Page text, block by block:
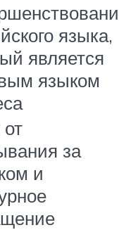
языка,
является
языком
за
и